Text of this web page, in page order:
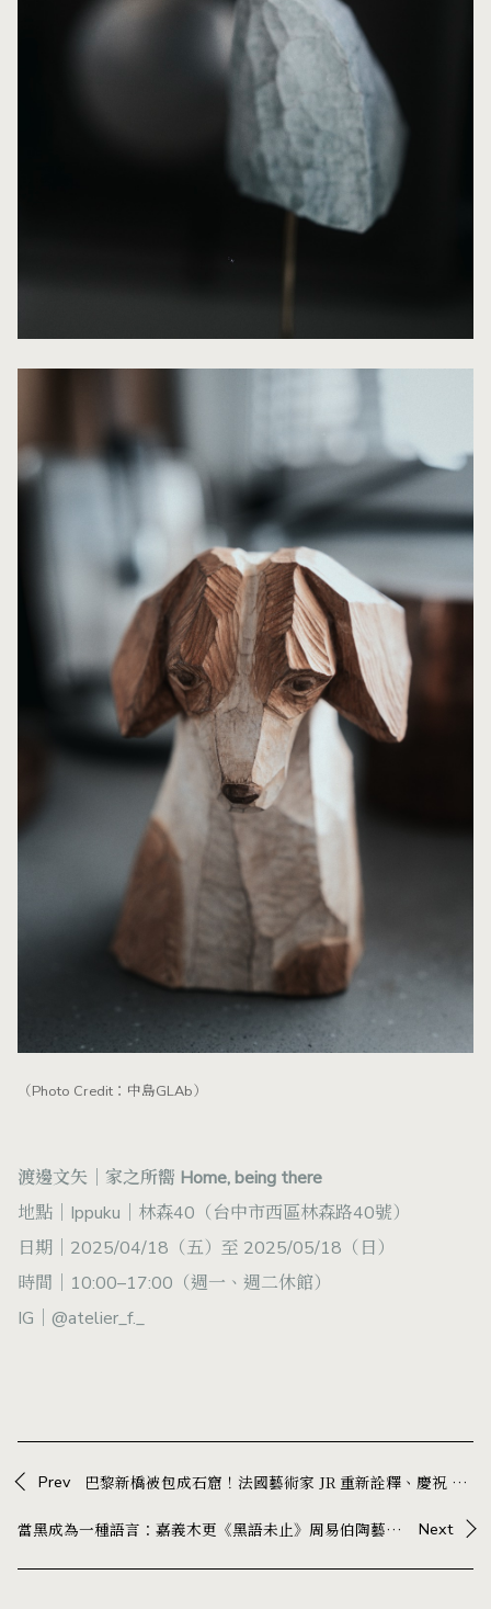
（Photo Credit：中島GLAb）
渡邊文矢｜家之所嚮 Home, being there
地點｜Ippuku｜林森40（台中市西區林森路40號）
日期｜2025/04/18（五）至 2025/05/18（日）
時間｜10:00–17:00（週一、週二休館）
IG｜ @atelier_f._
Prev 巴黎新橋被包成石窟！法國藝術家 JR 重新詮釋、慶祝 Christo 經典作 40 週年
當黑成為一種語言：嘉義木更《黑語未止》周易伯陶藝展，在器物中展開與生活的對話 Next